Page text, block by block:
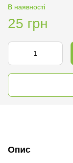
В наявності
25 грн
Опис